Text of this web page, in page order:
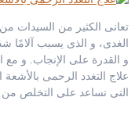
تعانى الكثير من السيدات
الغدى، و الذى يسبب آلامًا
و القدرة على الإنجاب. و مع
علاج التغدد الرحمى
التى تساعد على التخلص